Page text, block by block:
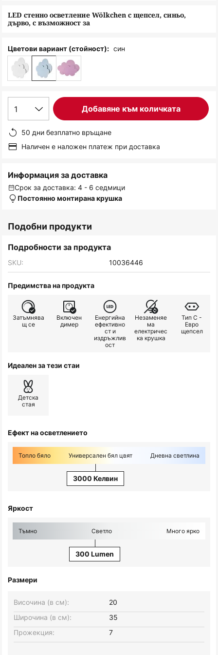
LED стенно осветление Wölkchen с щепсел, синьо,
дърво, с възможност за
Цветови вариант (стойност): син
1 Добавяне към количката
50 дни безплатно връщане
Наличен е наложен платеж при доставка
Информация за доставка
Срок за доставка: 4 - 6 седмици
Постоянно монтирана крушка
Подобни продукти
Подробности за продукта
SKU: 10036446
Предимства на продукта
Затъмнява
щ се
Включен
димер
Енергийна
ефективно
ст и
издръжлив
ост
Незаменяе
ма
електричес
ка крушка
Тип C -
Евро
щепсел
Идеален за тези стаи
Детска
стая
Ефект на осветлението
Топло бяло Универсален бял цвят Дневна светлина
3000 Келвин
Яркост
Тъмно Светло Много ярко
300 Lumen
Размери
Широчина (в см): 35
Височина (в см): 20
Прожекция: 7